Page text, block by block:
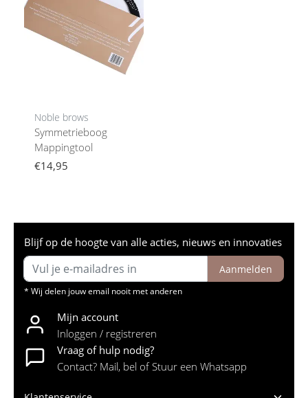
Noble brows
Symmetrieboog
Mappingtool
€14,95
Blijf op de hoogte van alle acties, nieuws en innovaties
Aanmelden
* Wij delen jouw email nooit met anderen
Mijn account
Inloggen / registreren
Vraag of hulp nodig?
Contact? Mail, bel of Stuur een Whatsapp